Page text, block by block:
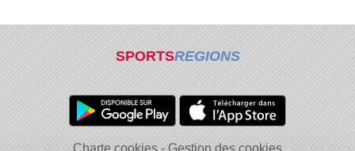
SPORTSREGIONS
Charte cookies Gestion des cookies